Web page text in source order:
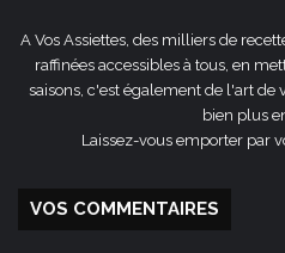
A Vos Assiettes, des milliers de
raffinées accessibles à tous, en
saisons, c'est également de l'art de
bien plus
Laissez-vous emporter par
VOS COMMENTAIRES